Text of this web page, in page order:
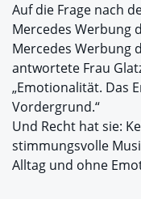
Auf die Frage nach
Mercedes Werbung
Mercedes Werbung
antwortete Frau
„Emotionalität. Das
Vordergrund.“
Und Recht hat sie:
stimmungsvolle
Alltag und ohne